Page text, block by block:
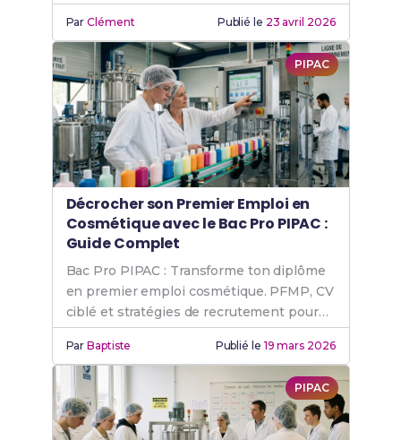
et cosmétique, et métiers accessibles.
ParClément Publié le 23 avril 2026
PIPAC
Décrocher son Premier Emploi en
Cosmétique avec le Bac Pro PIPAC :
Guide Complet
Bac Pro PIPAC : Transforme ton diplôme
en premier emploi cosmétique. PFMP, CV
ciblé et stratégies de recrutement pour
réussir.
ParBaptiste Publié le 19 mars 2026
PIPAC